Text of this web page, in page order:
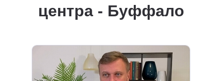
центра - Буффало